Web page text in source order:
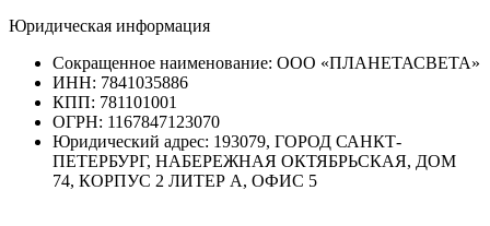
Юридическая информация
Сокращенное наименование: ООО «ПЛАНЕТАСВЕТА»
ИНН: 7841035886
КПП: 781101001
ОГРН: 1167847123070
Юридический адрес: 193079, ГОРОД САНКТ-
ПЕТЕРБУРГ, НАБЕРЕЖНАЯ ОКТЯБРЬСКАЯ, ДОМ
74, КОРПУС 2 ЛИТЕР А, ОФИС 5